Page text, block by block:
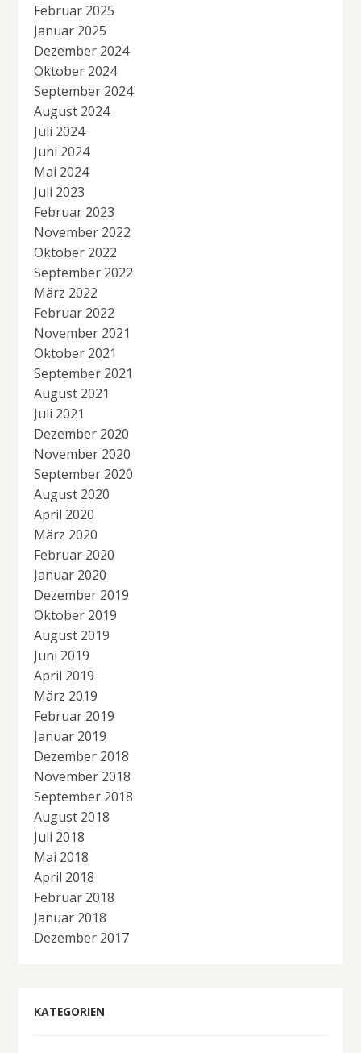
Februar 2025
Januar 2025
Dezember 2024
Oktober 2024
September 2024
August 2024
Juli 2024
Juni 2024
Mai 2024
Juli 2023
Februar 2023
November 2022
Oktober 2022
September 2022
März 2022
Februar 2022
November 2021
Oktober 2021
September 2021
August 2021
Juli 2021
Dezember 2020
November 2020
September 2020
August 2020
April 2020
März 2020
Februar 2020
Januar 2020
Dezember 2019
Oktober 2019
August 2019
Juni 2019
April 2019
März 2019
Februar 2019
Januar 2019
Dezember 2018
November 2018
September 2018
August 2018
Juli 2018
Mai 2018
April 2018
Februar 2018
Januar 2018
Dezember 2017
KATEGORIEN